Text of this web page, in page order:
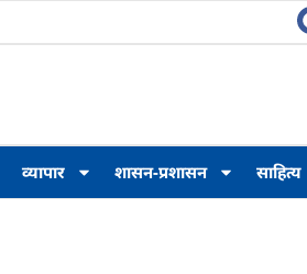
व्यापार शासन-प्रशासन साहित्य